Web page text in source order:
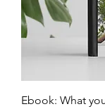
Ebook: What